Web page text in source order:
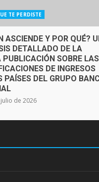
TE PERDISTE
ASCIENDE Y POR QUÉ?
DETALLADO DE LA
PUBLICACIÓN SOBRE LAS
DE INGRESOS
PAÍSES DEL GRUPO
de 2026